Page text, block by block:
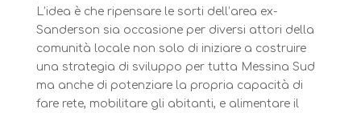
L’idea è che ripensare le sorti dell’area ex-
Sanderson sia occasione per diversi attori della
comunità locale non solo di iniziare a costruire
una strategia di sviluppo per tutta Messina Sud
ma anche di potenziare la propria capacità di
fare rete, mobilitare gli abitanti, e alimentare il